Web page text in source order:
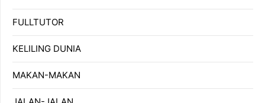
FULLTUTOR
KELILING DUNIA
MAKAN-MAKAN